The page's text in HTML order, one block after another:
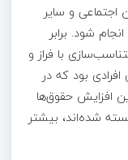
و سایر
شود. برابر
با فراز و
بود که در
افزایش‌ حقوق‌ها
به نوعی بازنشسته شده‌اند، بیشتر